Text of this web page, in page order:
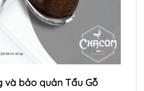
và bảo quản Tẩu Gỗ